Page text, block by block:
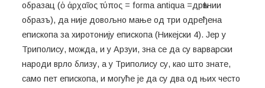
образац (ὁ ἀρχαῖος τύπος = forma antiqua =дрѣвнии
образъ), да није довољно мање од три одређена
епископа за хиротонију епископа (Никејски 4). Јер у
Триполису, можда, и у Арзуи, зна се да су варварски
народи врло близу, а у Триполису су, као што знате,
само пет епископа, и могуће је да су два од њих често